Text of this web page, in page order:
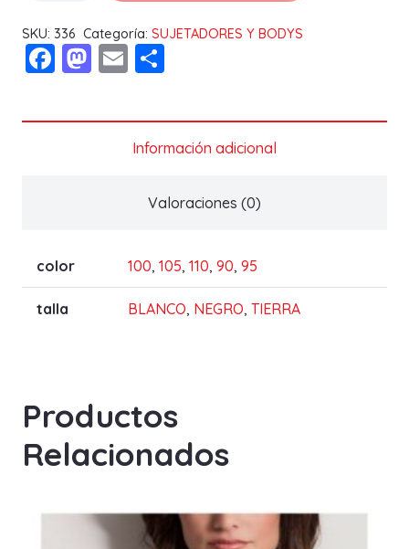
C
cantidad
SKU: 336 Categoría: SUJETADORES Y BODYS
Facebook
Mastodon
Email
Información adicional
Valoraciones (0)
color 100, 105, 110, 90, 95
talla BLANCO, NEGRO, TIERRA
Productos
Relacionados